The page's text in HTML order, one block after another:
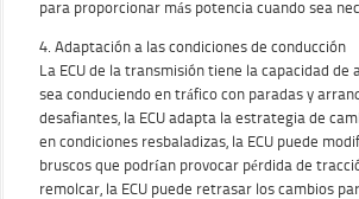
para proporcionar más potencia cuando sea
4. Adaptación a las condiciones de conducción
La ECU de la transmisión tiene la capacidad
sea conduciendo en tráfico con paradas y
desafiantes, la ECU adapta la estrategia de
en condiciones resbaladizas, la ECU puede
bruscos que podrían provocar pérdida de
remolcar, la ECU puede retrasar los cambios